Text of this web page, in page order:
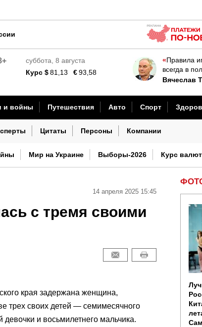
в магазине за 30 секунд
суббота, 8 августа
Курс $81,13 €93,58
«Правила
всегда в
Вячеслав
и войны Путешествия Авто Спорт
и технологии Культура Погода История
Цитаты Персоны Компании
Мир на Украине Выборы-2026 Курс валют
14 апреля 2025 15:45
с тремя своими
края задержана женщина,
трех своих детей — семимесячного
и восьмилетнего мальчика.